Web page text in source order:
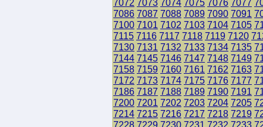
7072 7073 7074 7075 7076 7077
7086 7087 7088 7089 7090 7091
7100 7101 7102 7103 7104 7105
7115 7116 7117 7118 7119 7120
7130 7131 7132 7133 7134 7135
7144 7145 7146 7147 7148 7149
7158 7159 7160 7161 7162 7163
7172 7173 7174 7175 7176 7177
7186 7187 7188 7189 7190 7191
7200 7201 7202 7203 7204 7205
7214 7215 7216 7217 7218 7219
7228 7229 7230 7231 7232 7233